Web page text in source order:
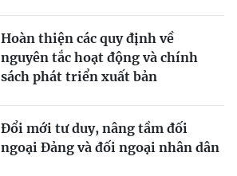
Hoàn thiện các quy định về
nguyên tắc hoạt động và chính
sách phát triển xuất bản
Đổi mới tư duy, nâng tầm đối
ngoại Đảng và đối ngoại nhân dân